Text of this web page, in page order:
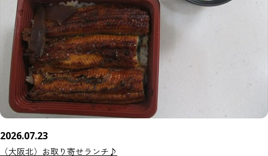
2026.07.23
（大阪北）お取り寄せランチ♪